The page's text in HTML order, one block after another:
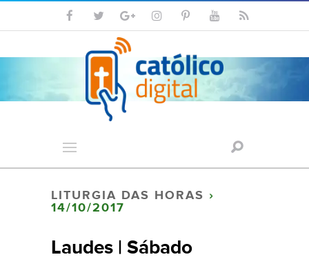
LITURGIA DAS HORAS ›
14/10/2017
Laudes | Sábado